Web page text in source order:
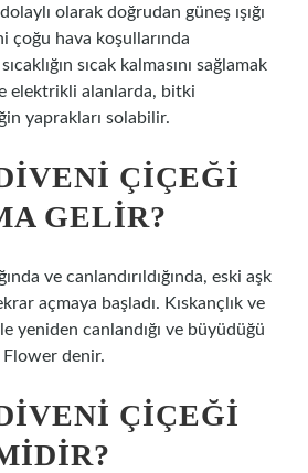
olarak doğrudan güneş ışığı
çoğu hava koşullarında
sıcak kalmasını sağlamak
elektrikli alanlarda, bitki
yaprakları solabilir.
ÇIÇEĞI
GELIR?
ve canlandırıldığında, eski aşk
açmaya başladı. Kıskançlık ve
yeniden canlandığı ve büyüdüğü
Flower denir.
ÇIÇEĞI